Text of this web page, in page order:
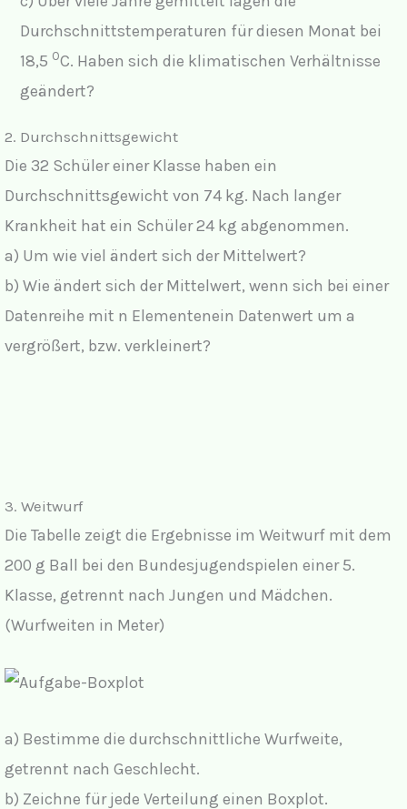
y
V
d
e
o
Durchschnittstemperaturen für diesen Monat bei
18,5 0C. Haben sich die klimatischen Verhältnisse
geändert?
2. Durchschnittsgewicht
Die 32 Schüler einer Klasse haben ein
Durchschnittsgewicht von 74 kg. Nach langer
Krankheit hat ein Schüler 24 kg abgenommen.
a) Um wie viel ändert sich der Mittelwert?
b) Wie ändert sich der Mittelwert, wenn sich bei einer
Datenreihe mit n Elementenein Datenwert um a
vergrößert, bzw. verkleinert?
3. Weitwurf
Die Tabelle zeigt die Ergebnisse im Weitwurf mit dem
200 g Ball bei den Bundesjugendspielen einer 5.
Klasse, getrennt nach Jungen und Mädchen.
(Wurfweiten in Meter)
a) Bestimme die durchschnittliche Wurfweite,
getrennt nach Geschlecht.
b) Zeichne für jede Verteilung einen Boxplot.